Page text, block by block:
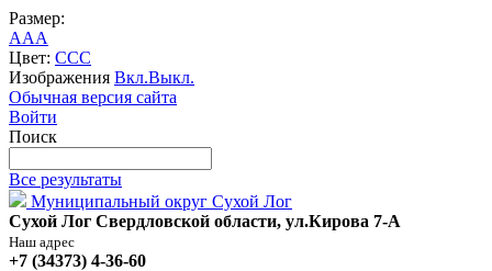
Размер:
AAA
Цвет: CCC
Изображения Вкл.Выкл.
Обычная версия сайта
Войти
Поиск
Все результаты
Муниципальный округ Сухой Лог
Сухой Лог Свердловской области, ул.Кирова 7-А
Наш адрес
+7 (34373) 4-36-60